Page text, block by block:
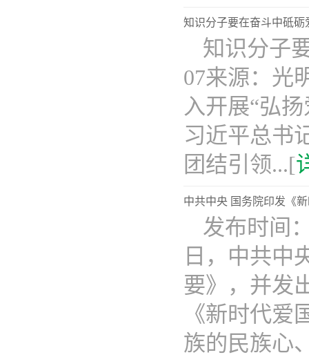
知识分子要在奋斗中砥砺
知识分子
07来源：光
入开展“弘
习近平总书
团结引领...[
中共中央 国务院印发《
发布时间
日，中共中
要》，并发
《新时代
族的民族心